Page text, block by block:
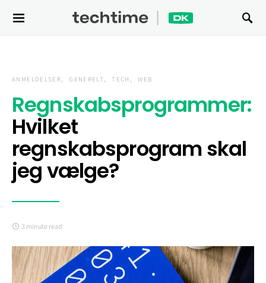
Search for:
ANMELDELSER GENERELT TECH WEB
Regnskabsprogrammer:
Hvilket
regnskabsprogram skal
jeg vælge?
3 minute read